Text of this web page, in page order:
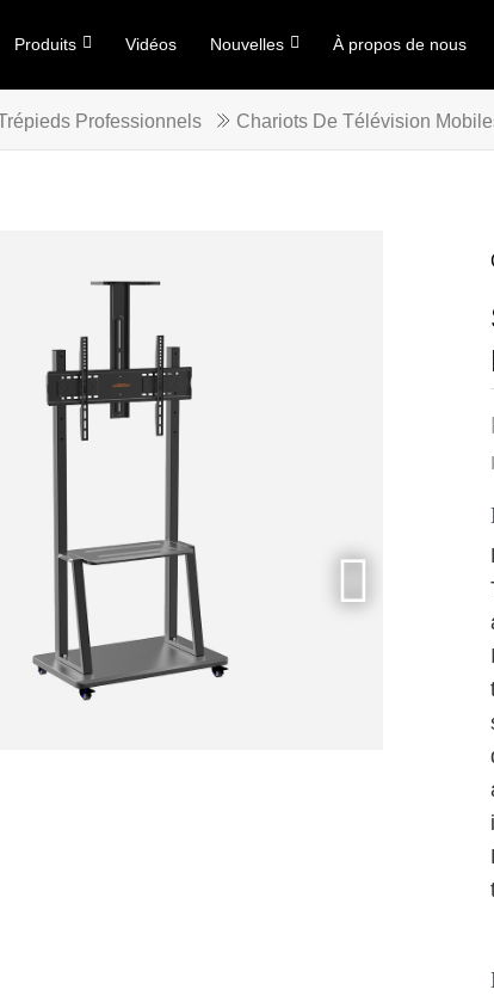
Produits Vidéos Nouvelles À propos de nous
Professionnels Chariots De Télévision